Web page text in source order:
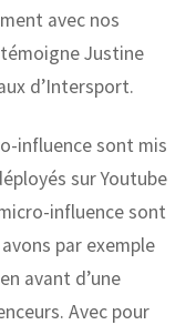
avec nos
Justine
d’Intersport.
influence sont mis
sur Youtube
influence sont
par exemple
avant d’une
Avec pour